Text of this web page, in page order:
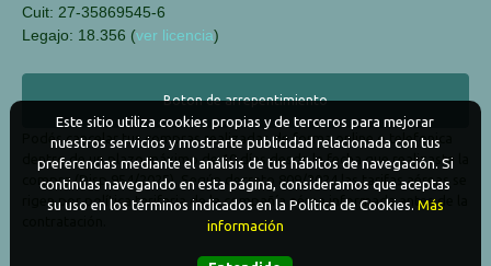
Cuit: 27-35869545-6
Legajo: 18.356 (ver licencia)
Boton de arrepentimiento
Podés cancelar tus compras realizadas de forma online o telefonica
dentro de un plazo máximo de 10 días desde la fecha que realizaste la
compra (Disp.954/2025). Según decreto 809/2024 las tarifas aéreas se
rigen por política tarifaria de la compañía aérea informada antes de la
Este sitio utiliza cookies propias y de terceros para mejorar
nuestros servicios y mostrarte publicidad relacionada con tus
preferencias mediante el análisis de tus hábitos de navegación. Si
continúas navegando en esta página, consideramos que aceptas
su uso en los términos indicados en la Política de Cookies. Más
información